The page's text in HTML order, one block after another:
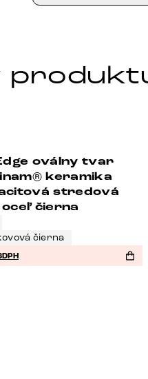
oválny tvar
keramika
stredová
čierna
čierna